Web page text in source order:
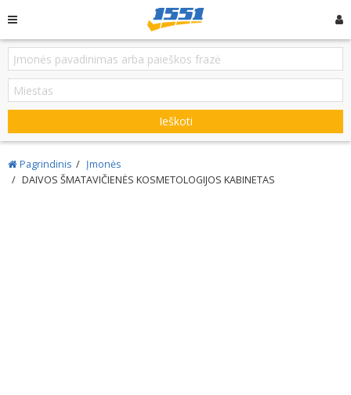
Ieškoti
Pagrindinis
Įmonės
DAIVOS ŠMATAVIČIENĖS KOSMETOLOGIJOS KABINETAS